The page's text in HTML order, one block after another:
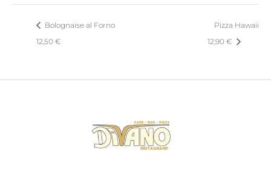
Bolognaise al Forno
12,50 €
Pizza Hawaii
12,90 €